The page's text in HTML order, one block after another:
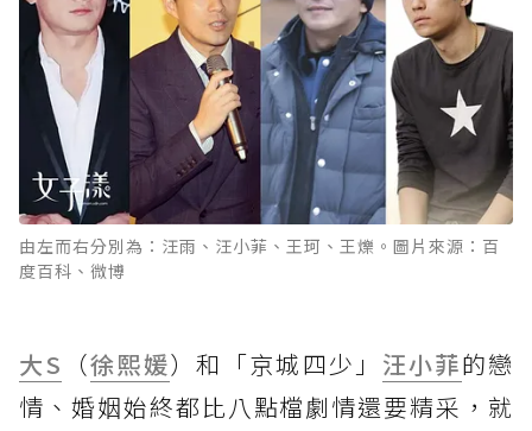
由左而右分別為：汪雨、汪小菲、王珂、王爍。圖片來源：百
度百科、微博
大S （徐熙媛）和「京城四少」 汪小菲的戀
情、婚姻始終都比八點檔劇情還要精采，就